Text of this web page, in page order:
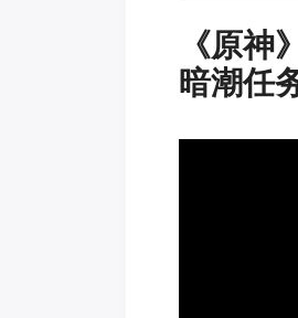
《原
暗潮任